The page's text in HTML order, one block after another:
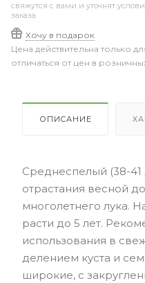
свяжутся с вами и уточнят
заказа
Хочу в подарок
Цена действительна только
отличаться от цен в
ОПИСАНИЕ
Среднеспелый (38-41
отрастания весной
многолетнего лука.
расти до 5 лет.
использования в
делением куста и
широкие, с